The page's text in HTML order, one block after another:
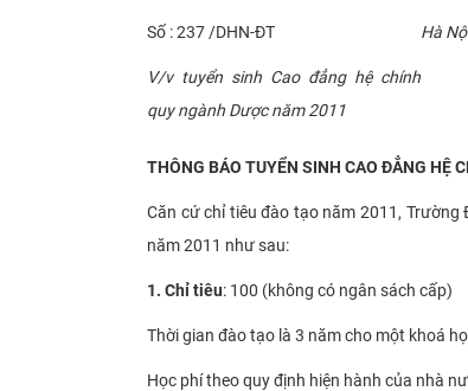
Số : 237 /DHN-ĐT
V/v tuyển sinh Cao đẳng hệ chính
quy ngành Dược năm 2011
Hà
THÔNG BÁO TUYỂN SINH CAO ĐẲNG HỆ
Căn cứ chỉ tiêu đào tạo năm 2011, Trường
năm 2011 như sau:
1. Chỉ tiêu: 100 (không có ngân sách cấp)
Thời gian đào tạo là 3 năm cho một khoá
Học phí theo quy định hiện hành của nhà